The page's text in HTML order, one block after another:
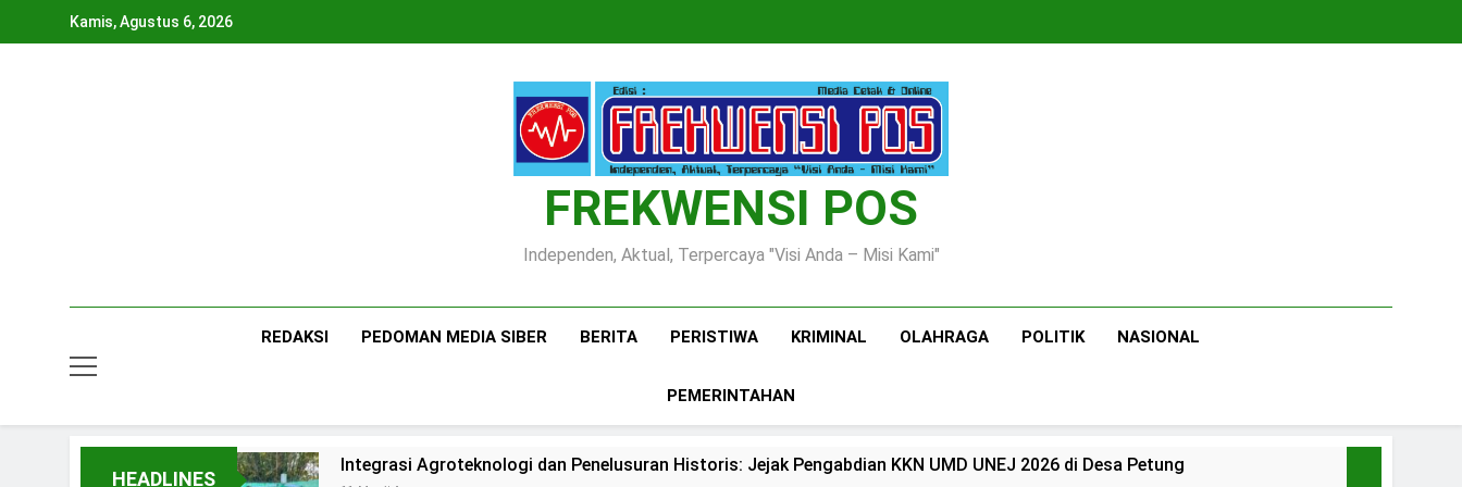
Kamis, Agustus 6, 2026
FREKWENSI POS
Independen, Aktual, Terpercaya "Visi Anda – Misi Kami"
REDAKSI PEDOMAN MEDIA SIBER BERITA PERISTIWA KRIMINAL OLAHRAGA POLITIK NASIONAL
PEMERINTAHAN
HEADLINES
Integrasi Agroteknologi dan Penelusuran Historis: Jejak Pengabdian KKN UMD UNEJ 2026 di Desa Petung